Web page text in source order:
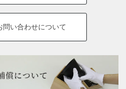
問い合わせについて